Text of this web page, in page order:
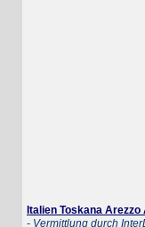
Italien Toskana Arezzo
- Vermittlung durch